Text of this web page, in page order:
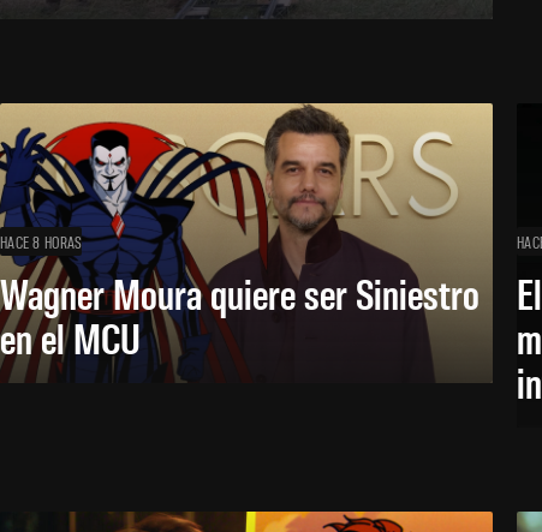
HACE 8 HORAS
Wagner Moura quiere ser Siniestro
en el MCU